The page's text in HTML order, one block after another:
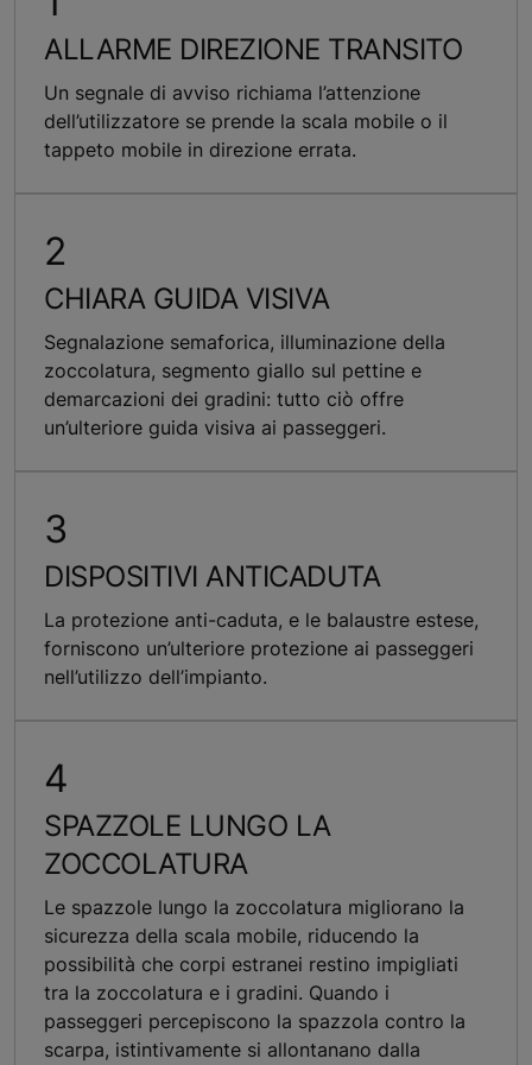
ALLARME DIREZIONE TRANSITO
Un segnale di avviso richiama l’attenzione
dell’utilizzatore se prende la scala mobile o il
tappeto mobile in direzione errata.
CHIARA GUIDA VISIVA
Segnalazione semaforica, illuminazione della
zoccolatura, segmento giallo sul pettine e
demarcazioni dei gradini: tutto ciò offre
un’ulteriore guida visiva ai passeggeri.
DISPOSITIVI ANTICADUTA
La protezione anti-caduta, e le balaustre estese,
forniscono un’ulteriore protezione ai passeggeri
nell’utilizzo dell’impianto.
SPAZZOLE LUNGO LA
ZOCCOLATURA
Le spazzole lungo la zoccolatura migliorano la
sicurezza della scala mobile, riducendo la
possibilità che corpi estranei restino impigliati
tra la zoccolatura e i gradini. Quando i
passeggeri percepiscono la spazzola contro la
scarpa, istintivamente si allontanano dalla